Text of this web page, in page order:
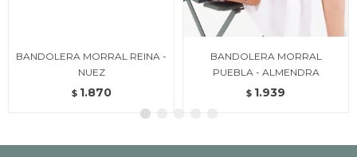
BANDOLERA MORRAL REINA -
NUEZ
$ 1.870
BANDOLERA MORRAL
PUEBLA - ALMENDRA
$ 1.939